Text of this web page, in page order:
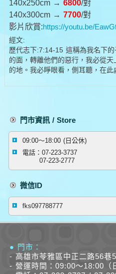
門市資訊 / Store
09:00～18:00 (日公休)
電話：07-223-3737
07-223-2777
微信ID
fks097788777
140x250cm → 6800/對
140x300cm → 7700/對
影片欣賞:https://youtu.be/
經文:
歷代志下:7:14-15 這稱為我名下
的面，轉離他們的惡行，我必從
的地。我必睜眼看，側耳聽，在此
● 門市：
- 高雄市苓雅區中正二路56巷
- 營運時間：09:00～18:00（